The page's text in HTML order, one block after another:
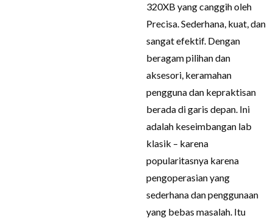
320XB yang canggih oleh
Precisa. Sederhana, kuat, dan
sangat efektif. Dengan
beragam pilihan dan
aksesori, keramahan
pengguna dan kepraktisan
berada di garis depan. Ini
adalah keseimbangan lab
klasik – karena
popularitasnya karena
pengoperasian yang
sederhana dan penggunaan
yang bebas masalah. Itu